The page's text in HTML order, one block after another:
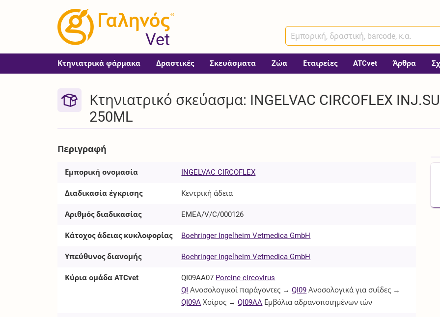
®
Vet
Κτηνιατρικά φάρμακα Δραστικές Σκευάσματα Ζώα Εταιρείες ATCvet Άρθρα
Κτηνιατρικό σκεύασμα: INGELVAC CIRCOFLEX
250ML
Περιγραφή
Εμπορική ονομασία INGELVAC CIRCOFLEX
Διαδικασία έγκρισης Κεντρική άδεια
Αριθμός διαδικασίας EMEA/V/C/000126
Κάτοχος άδειας κυκλοφορίας Boehringer Ingelheim Vetmedica GmbH
Υπεύθυνος διανομής Boehringer Ingelheim Vetmedica GmbH
Κύρια ομάδα ATCvet QI09AA07 Porcine circovirus
QI Ανοσολογικοί παράγοντες →QI09 Ανοσολογικά για συΐδες →
QI09A Χοίρος →QI09AA Εμβόλια αδρανοποιημένων ιών